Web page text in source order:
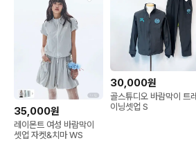
35,000원
레이몬트 여성 바람막이
셋업 자켓&치마 WS
30,000원
골스튜디오 바람막이 트레
이닝셋업 S